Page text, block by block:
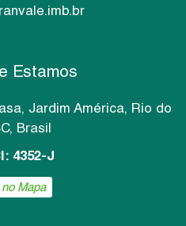
Estamos
, Jardim América, Rio do
, Brasil
4352-J
no Mapa